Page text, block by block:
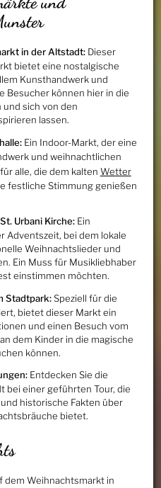
in der Altstadt:Dieser
bietet eine nostalgische
Kunsthandwerk und
Besucher können hier in die
sich von den
lassen.
Ein Indoor-Markt, der eine
und weihnachtlichen
alle, die dem kalten Wetter
festliche Stimmung genießen
Urbani Kirche:Ein
Adventszeit, bei dem lokale
Weihnachtslieder und
Ein Muss für Musikliebhaber
einstimmen möchten.
Stadtpark:Speziell für die
bietet dieser Markt ein
und einen Besuch vom
dem Kinder in die magische
können.
Entdecken Sie die
bei einer geführten Tour, die
historische Fakten über
bietet.
dem Weihnachtsmarkt in